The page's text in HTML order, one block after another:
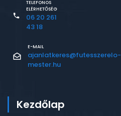
TELEFONOS
ELÉRHETŐSÉG
06 20 261
43 18
E-MAIL
ajanlatkeres@futesszerelo-
mester.hu
Kezdőlap